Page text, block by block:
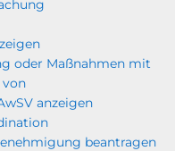
oder Maßnahmen mit
von
anzeigen
beantragen